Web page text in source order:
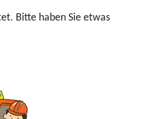
Bitte haben Sie etwas